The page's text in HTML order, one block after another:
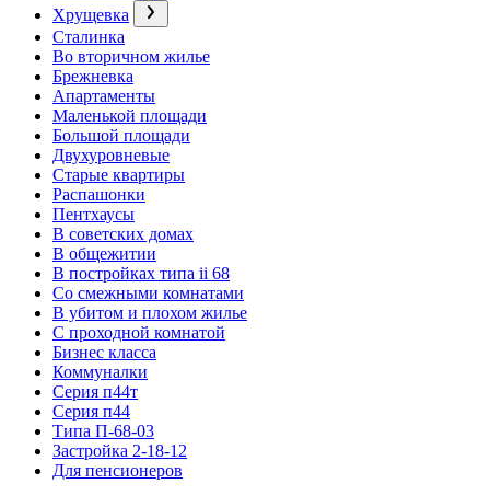
Хрущевка
Сталинка
Во вторичном жилье
Брежневка
Апартаменты
Маленькой площади
Большой площади
Двухуровневые
Старые квартиры
Распашонки
Пентхаусы
В советских домах
В общежитии
В постройках типа ii 68
Со смежными комнатами
В убитом и плохом жилье
С проходной комнатой
Бизнес класса
Коммуналки
Серия п44т
Серия п44
Типа П-68-03
Застройка 2-18-12
Для пенсионеров